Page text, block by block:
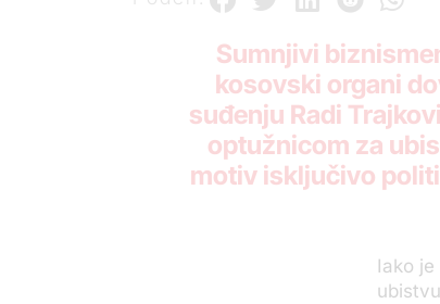
Sumnjivi
kosovski organi
suđenju Radi
optužnicom za
motiv isključivo
Iako